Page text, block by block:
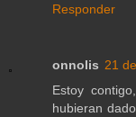
Responder
onnolis 21
Estoy
hubieran